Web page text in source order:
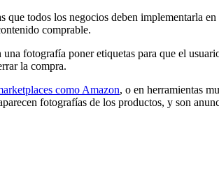
que todos los negocios deben implementarla
comprable.
fotografía poner etiquetas para que el
la compra.
como Amazon, o en herramientas
fotografías de los productos, y son